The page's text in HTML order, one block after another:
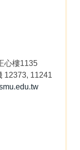
心樓1135
12373, 11241